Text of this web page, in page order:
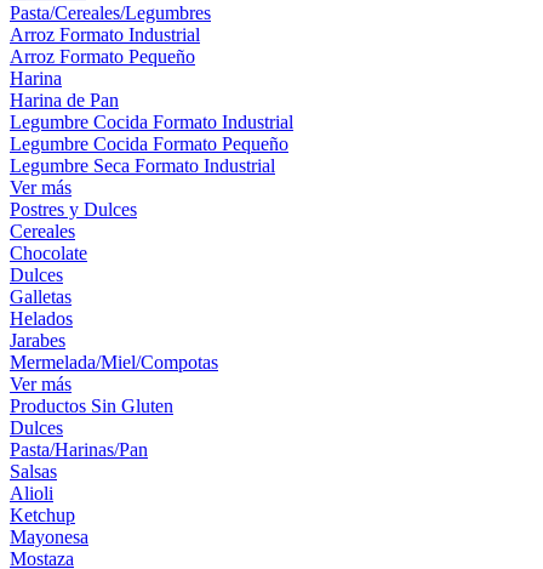
Pasta/Cereales/Legumbres
Arroz Formato Industrial
Arroz Formato Pequeño
Harina
Harina de Pan
Legumbre Cocida Formato Industrial
Legumbre Cocida Formato Pequeño
Legumbre Seca Formato Industrial
Ver más
Postres y Dulces
Cereales
Chocolate
Dulces
Galletas
Helados
Jarabes
Mermelada/Miel/Compotas
Ver más
Productos Sin Gluten
Dulces
Pasta/Harinas/Pan
Salsas
Alioli
Ketchup
Mayonesa
Mostaza